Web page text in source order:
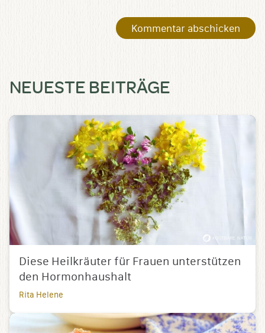
NEUESTE BEITRÄGE
Diese Heilkräuter für Frauen unterstützen
den Hormonhaushalt
Rita Helene